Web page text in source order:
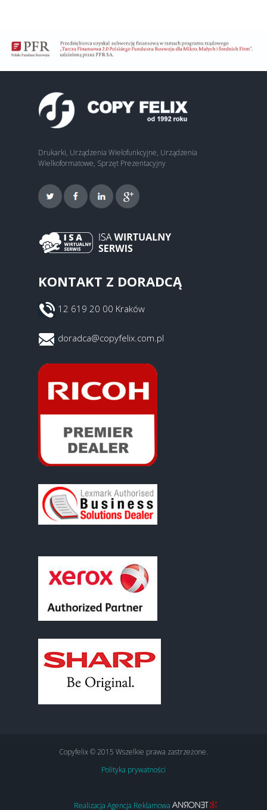
Drukarki, Urządzenia Wielofunkcyjne, Urządzenia
Wielkoformatowe, Sprzęt Prezentacyjny
KONTAKT Z DORADCĄ
12 619 20 00 Kraków
doradca@copyfelix.com.pl
Copyfelix © 2015 Wszelkie prawa zastrzeżone.
Polityka prywatności
Realizacja Agencja Reklamowa